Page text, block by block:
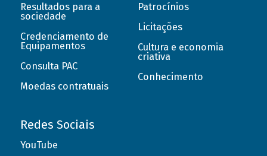
Resultados para a
sociedade
Credenciamento de
Equipamentos
Consulta PAC
Moedas contratuais
Patrocínios
Licitações
Cultura e economia
criativa
Conhecimento
Redes Sociais
YouTube